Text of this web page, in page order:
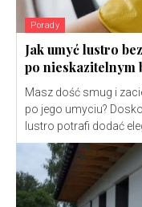
Porady
Jak umyć lustro
po nieskazitelnym
Masz dość smug i
po jego umyciu?
lustro potrafi dodać